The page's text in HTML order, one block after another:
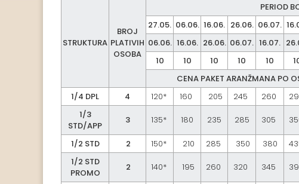
STRUKTURA
BROJ
PLATIVIH
OSOBA
PERIOD
27.05. 06.06. 16.06. 26.06. 06.07.
06.06. 16.06. 26.06. 06.07. 16.07.
10
10 10 10 10
CENA PAKET ARANŽMANA PO
1/4 DPL
4 120* 160 205 245 260
1/3
STD/APP
3 135* 180 235 285 305
1/2 STD 2 150* 210 285 350 380
1/2 STD
PROMO
2 140* 195 260 320 345